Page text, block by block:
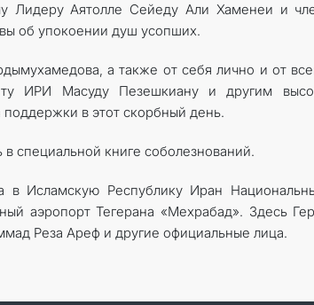
Лидеру Аятолле Сейеду Али Хаменеи и
об упокоении душ усопших.
а также от себя лично и от
ИРИ Масуду Пезешкиану и другим
в этот скорбный день.
специальной книге соболезнований.
в Исламскую Республику Иран
аэропорт Тегерана «Мехрабад». Здесь
Реза Ареф и другие официальные лица.